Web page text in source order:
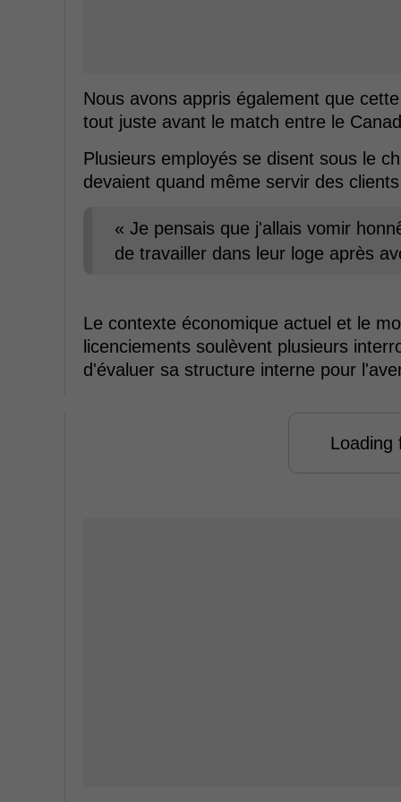
Nous avons appris également que
tout juste avant le match entre le
Plusieurs employés se disent sous le
devaient quand même servir des
« Je pensais que j'allais vomir
de travailler dans leur loge après
Le contexte économique actuel et le
licenciements soulèvent plusieurs
d'évaluer sa structure interne pour
Loading